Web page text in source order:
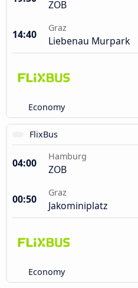
ZOB
14:40
Graz
Liebenau Murpark
Economy
FlixBus
04:00
Hamburg
ZOB
00:50
Graz
Jakominiplatz
Economy